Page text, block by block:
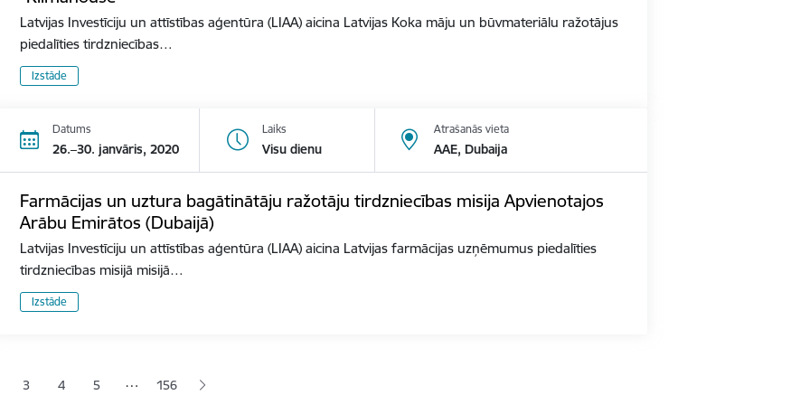
Latvijas Investīciju un attīstības aģentūra (LIAA) aicina Latvijas Koka māju un būvmateriālu ražotājus
piedalīties tirdzniecības…
Izstāde
Datums
26.–30. janvāris, 2020
Laiks
Visu dienu
Atrašanās vieta
AAE, Dubaija
Farmācijas un uztura bagātinātāju ražotāju tirdzniecības misija Apvienotajos
Arābu Emirātos (Dubaijā)
Latvijas Investīciju un attīstības aģentūra (LIAA) aicina Latvijas farmācijas uzņēmumus piedalīties
tirdzniecības misijā misijā…
Izstāde
lapaLapa
3 Lapa
4 Lapa
5 … 156